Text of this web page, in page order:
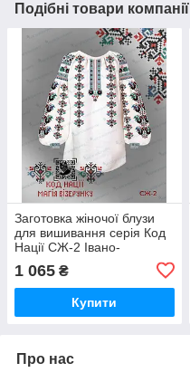
Подібні товари компанії
Заготовка жіночої блузи
для вишивання серія Код
Нації СЖ-2 Івано-
1 065 ₴
Купити
Про нас